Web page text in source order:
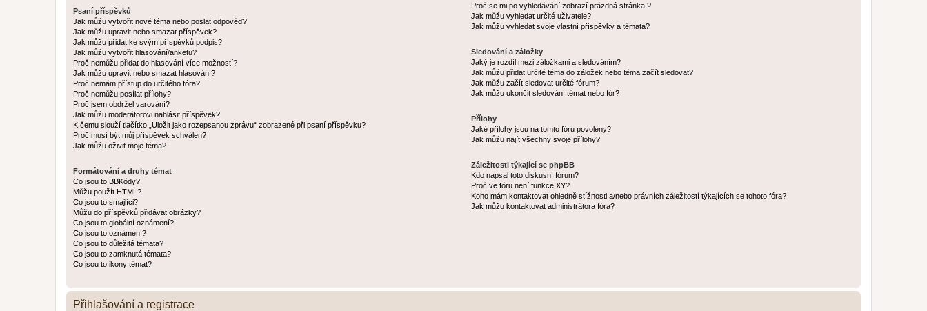
Psaní příspěvků
Jak můžu vytvořit nové téma nebo poslat odpověď?
Jak můžu upravit nebo smazat příspěvek?
Jak můžu přidat ke svým příspěvků podpis?
Jak můžu vytvořit hlasování/anketu?
Proč nemůžu přidat do hlasování více možností?
Jak můžu upravit nebo smazat hlasování?
Proč nemám přístup do určitého fóra?
Proč nemůžu posílat přílohy?
Proč jsem obdržel varování?
Jak můžu moderátorovi nahlásit příspěvek?
K čemu slouží tlačítko „Uložit jako rozepsanou zprávu“ zobrazené při psaní příspěvku?
Proč musí být můj příspěvek schválen?
Jak můžu oživit moje téma?
Formátování a druhy témat
Co jsou to BBKódy?
Můžu použít HTML?
Co jsou to smajlíci?
Můžu do příspěvků přidávat obrázky?
Co jsou to globální oznámení?
Co jsou to oznámení?
Co jsou to důležitá témata?
Co jsou to zamknutá témata?
Co jsou to ikony témat?
Proč se mi po vyhledávání zobrazí prázdná stránka!?
Jak můžu vyhledat určité uživatele?
Jak můžu vyhledat svoje vlastní příspěvky a témata?
Sledování a záložky
Jaký je rozdíl mezi záložkami a sledováním?
Jak můžu přidat určité téma do záložek nebo téma začít sledovat?
Jak můžu začít sledovat určité fórum?
Jak můžu ukončit sledování témat nebo fór?
Přílohy
Jaké přílohy jsou na tomto fóru povoleny?
Jak můžu najít všechny svoje přílohy?
Záležitosti týkající se phpBB
Kdo napsal toto diskusní fórum?
Proč ve fóru není funkce XY?
Koho mám kontaktovat ohledně stížnosti a/nebo právních záležitostí týkajících se tohoto fóra?
Jak můžu kontaktovat administrátora fóra?
Přihlašování a registrace